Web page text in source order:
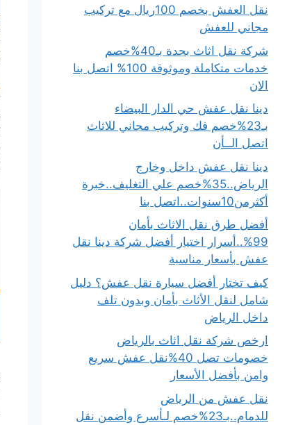
نقل العفش بخصم 100ريال مع تركيب
مجاني للعفش
شركة نقل اثاث بجدة بـ40%خصم
خدمات متكاملة وموثوقة 100% اتصل بنا
الان
دينا نقل عفش حي الدار البيضاء
بـ23%خصم فك وتركيب مجاني للاثاث
اتصل الــأن
دينا نقل عفش داخل وخارج
الرياض..35%خصم علي التغليف..خبرة
أكثرمن10سنوات..اتصل بنا
أفضل طرق نقل الاثاث بأمان
99%..أسرار اختيار أفضل شركة دينا نقل
عفش بأسعار مناسبة
كيف تختار أفضل سيارة نقل عفش؟ دليل
شامل لنقل الأثاث بأمان وبدون تلف
داخل الرياض
ارخص شركة نقل اثاث بالرياض
خصومات تصل 40%نقل عفش سريع
وامن بأفضل الأسعار
نقل عفش من الرياض
للدمام..بـ23%خصم لـأسرع وأضمن نقل